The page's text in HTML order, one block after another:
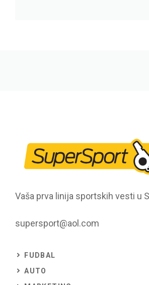
Vaša prva linija sportskih vesti u
supersport@aol.com
FUDBAL
AUTO